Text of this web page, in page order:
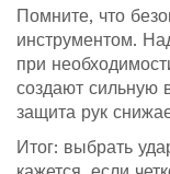
Помните, что
инструментом.
при
создают сильную
защита рук
Итог: выбрать